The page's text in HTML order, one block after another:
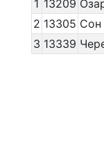
1 13209
2 13305 Сон
3 13339